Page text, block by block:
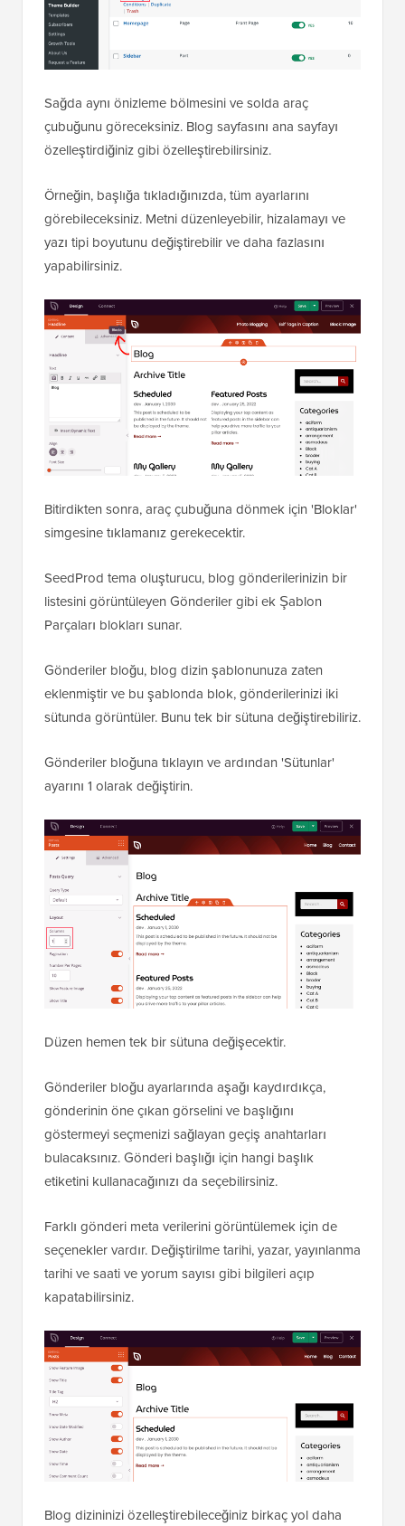
Sağda aynı önizleme bölmesini ve solda araç
çubuğunu göreceksiniz. Blog sayfasını ana sayfayı
özelleştirdiğiniz gibi özelleştirebilirsiniz.
Örneğin, başlığa tıkladığınızda, tüm ayarlarını
görebileceksiniz. Metni düzenleyebilir, hizalamayı ve
yazı tipi boyutunu değiştirebilir ve daha fazlasını
yapabilirsiniz.
Bitirdikten sonra, araç çubuğuna dönmek için 'Bloklar'
simgesine tıklamanız gerekecektir.
SeedProd tema oluşturucu, blog gönderilerinizin bir
listesini görüntüleyen Gönderiler gibi ek Şablon
Parçaları blokları sunar.
Gönderiler bloğu, blog dizin şablonunuza zaten
eklenmiştir ve bu şablonda blok, gönderilerinizi iki
sütunda görüntüler. Bunu tek bir sütuna değiştirebiliriz.
Gönderiler bloğuna tıklayın ve ardından 'Sütunlar'
ayarını 1 olarak değiştirin.
Düzen hemen tek bir sütuna değişecektir.
Gönderiler bloğu ayarlarında aşağı kaydırdıkça,
gönderinin öne çıkan görselini ve başlığını
göstermeyi seçmenizi sağlayan geçiş anahtarları
bulacaksınız. Gönderi başlığı için hangi başlık
etiketini kullanacağınızı da seçebilirsiniz.
Farklı gönderi meta verilerini görüntülemek için de
seçenekler vardır. Değiştirilme tarihi, yazar, yayınlanma
tarihi ve saati ve yorum sayısı gibi bilgileri açıp
kapatabilirsiniz.
Blog dizininizi özelleştirebileceğiniz birkaç yol daha